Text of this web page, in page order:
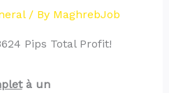
/ By MaghrebJob
Pips Total Profit!
à un